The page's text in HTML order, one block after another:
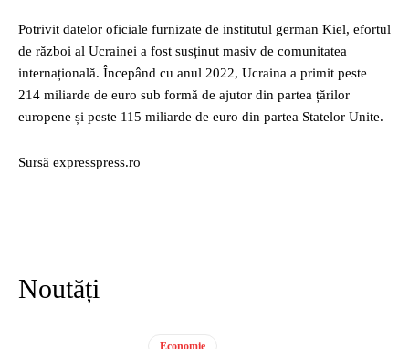
Potrivit datelor oficiale furnizate de institutul german Kiel, efortul
de război al Ucrainei a fost susținut masiv de comunitatea
internațională. Începând cu anul 2022, Ucraina a primit peste
214 miliarde de euro sub formă de ajutor din partea țărilor
europene și peste 115 miliarde de euro din partea Statelor Unite.
Sursă expresspress.ro
Noutăți
Economie